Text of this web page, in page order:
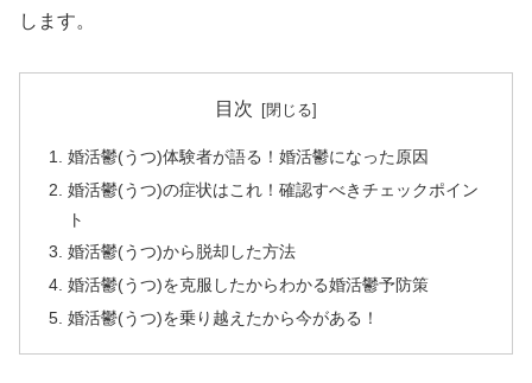
します。
目次
婚活鬱(うつ)体験者が語る！婚活鬱になった原因
婚活鬱(うつ)の症状はこれ！確認すべきチェックポイン
ト
婚活鬱(うつ)から脱却した方法
婚活鬱(うつ)を克服したからわかる婚活鬱予防策
婚活鬱(うつ)を乗り越えたから今がある！